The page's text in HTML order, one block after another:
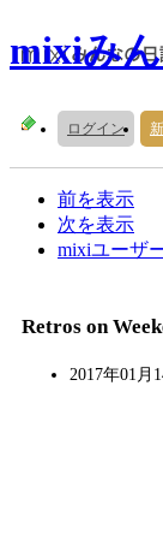
mixiみ
ログイン
前を表示
次を表示
mixiユーザ
Retros on
2017年01月